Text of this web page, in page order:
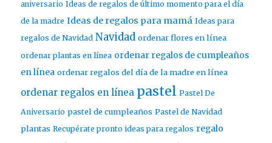
aniversario Ideas de regalos de último momento para el día
de la madre Ideas de regalos para mamá Ideas para
regalos de Navidad Navidad ordenar flores en línea
ordenar plantas en línea ordenar regalos de cumpleaños
en línea ordenar regalos del día de la madre en línea
ordenar regalos en línea pastel Pastel De
Aniversario pastel de cumpleaños Pastel de Navidad
plantas Recupérate pronto ideas para regalos regalo